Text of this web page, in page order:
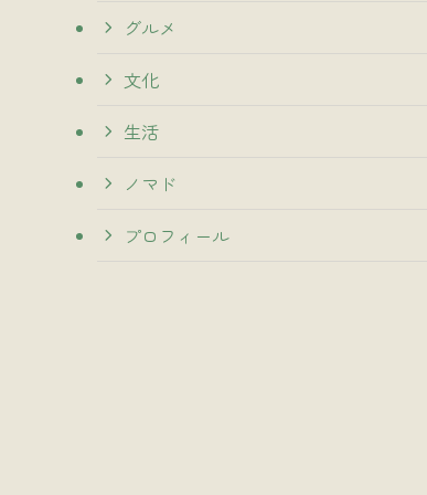
グルメ
文化
生活
ノマド
プロフィール